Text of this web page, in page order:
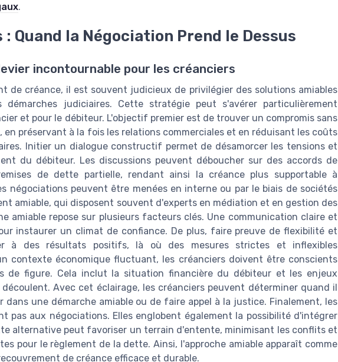
.
Quand la Négociation Prend le Dessus
incontournable pour les créanciers
de créance, il est souvent judicieux de privilégier des solutions amiables
judiciaires. Cette stratégie peut s'avérer particulièrement
et pour le débiteur. L'objectif premier est de trouver un compromis sans
en préservant à la fois les relations commerciales et en réduisant les coûts
Initier un dialogue constructif permet de désamorcer les tensions et
du débiteur. Les discussions peuvent déboucher sur des accords de
de dette partielle, rendant ainsi la créance plus supportable à
négociations peuvent être menées en interne ou par le biais de sociétés
amiable, qui disposent souvent d'experts en médiation et en gestion des
amiable repose sur plusieurs facteurs clés. Une communication claire et
instaurer un climat de confiance. De plus, faire preuve de flexibilité et
à des résultats positifs, là où des mesures strictes et inflexibles
contexte économique fluctuant, les créanciers doivent être conscients
de figure. Cela inclut la situation financière du débiteur et les enjeux
Avec cet éclairage, les créanciers peuvent déterminer quand il
dans une démarche amiable ou de faire appel à la justice. Finalement, les
pas aux négociations. Elles englobent également la possibilité d'intégrer
alternative peut favoriser un terrain d'entente, minimisant les conflits et
pour le règlement de la dette. Ainsi, l'approche amiable apparaît comme
de créance efficace et durable.